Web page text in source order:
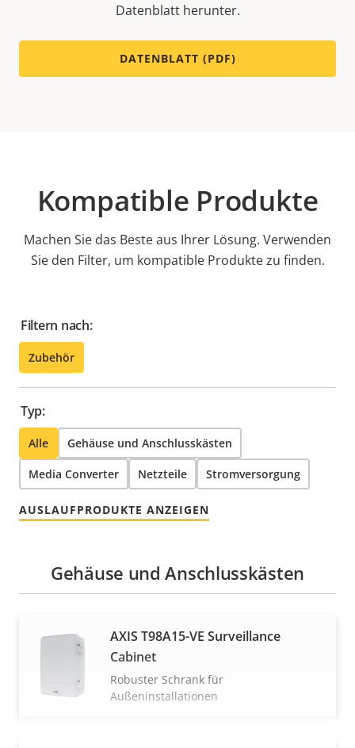
Datenblatt herunter.
DATENBLATT (PDF)
Kompatible Produkte
Machen Sie das Beste aus Ihrer Lösung. Verwenden
Sie den Filter, um kompatible Produkte zu finden.
Filtern nach:
Zubehör
Typ:
Alle Gehäuse und Anschlusskästen
Media Converter Netzteile Stromversorgung
AUSLAUFPRODUKTE ANZEIGEN
Gehäuse und Anschlusskästen
AXIS T98A15-VE Surveillance
Cabinet
Robuster Schrank für
Außeninstallationen